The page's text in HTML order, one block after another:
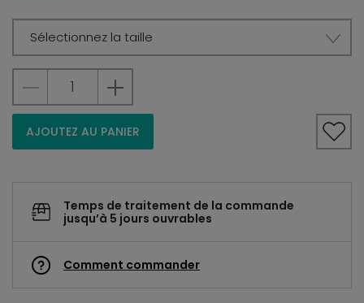
Sélectionnez la taille
AJOUTEZ AU PANIER
Temps de traitement de la commande
jusqu’à 5 jours ouvrables
Comment commander